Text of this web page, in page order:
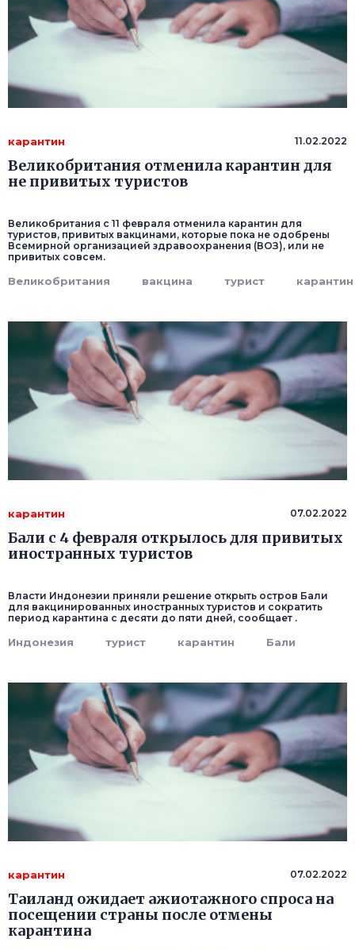
карантин 11.02.2022
Великобритания отменила карантин для
не привитых туристов
Великобритания с 11 февраля отменила карантин для
туристов, привитых вакцинами, которые пока не одобрены
Всемирной организацией здравоохранения (ВОЗ), или не
привитых совсем.
Великобритания вакцина турист карантин
карантин 07.02.2022
Бали с 4 февраля открылось для привитых
иностранных туристов
Власти Индонезии приняли решение открыть остров Бали
для вакцинированных иностранных туристов и сократить
период карантина с десяти до пяти дней, сообщает .
Индонезия турист карантин Бали
карантин 07.02.2022
Таиланд ожидает ажиотажного спроса на
посещении страны после отмены
карантина